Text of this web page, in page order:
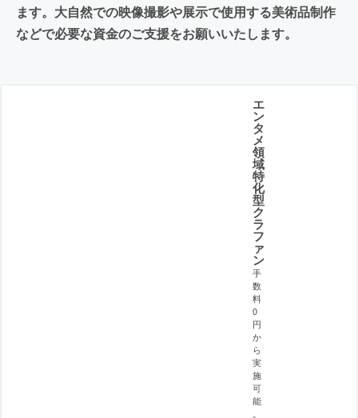
ます。大自然での映像撮影や展示で使用する美術品制作
などで必要な資金のご支援をお願いいたします。
エ
ン
タ
メ
領
域
特
化
型
ク
ラ
フ
ァ
ン
手
数
料
0
円
か
ら
実
施
可
能